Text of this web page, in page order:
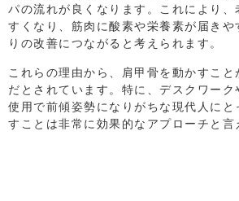
パの流れが良くなります。これにより、
すくなり、筋肉に酸素や栄養素が届きや
りの改善につながると考えられます。
これらの理由から、肩甲骨を動かすこと
だとされています。特に、デスクワー
使用で前傾姿勢になりがちな現代人にと
すことは非常に効果的なアプローチと言